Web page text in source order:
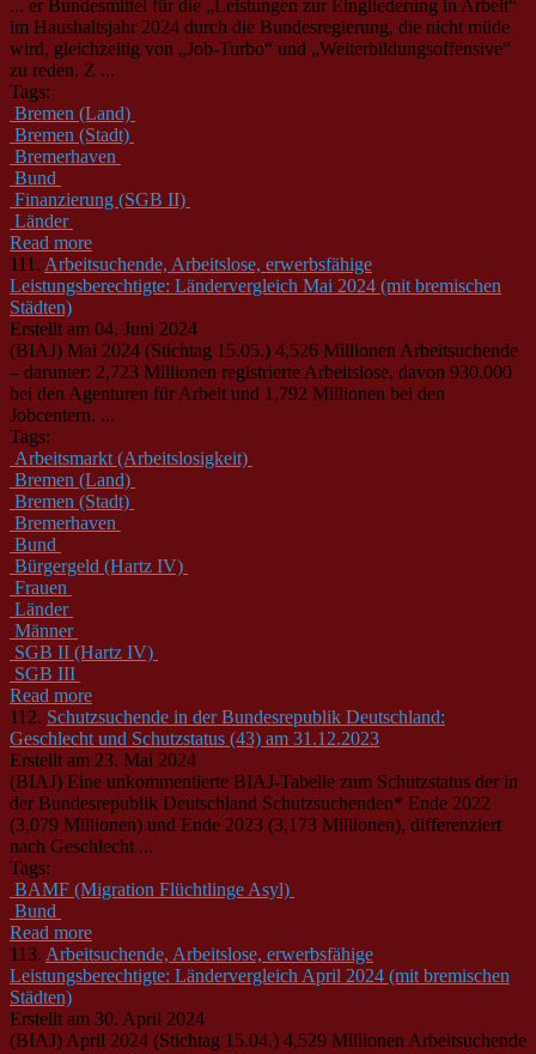
... er Bundesmittel für die „Leistungen zur Eingliederung in Arbeit“
im Haushaltsjahr 2024 durch die Bundesregierung, die nicht müde
wird, gleichzeitig von „Job-Turbo“ und „Weiterbildungsoffensive“
zu reden. Z ...
Tags:
Bremen (Land)
Bremen (Stadt)
Bremerhaven
Bund
Finanzierung (SGB II)
Länder
Read more
111. Arbeitsuchende, Arbeitslose, erwerbsfähige
Leistungsberechtigte: Ländervergleich Mai 2024 (mit bremischen
Städten)
Erstellt am 04. Juni 2024
(BIAJ) Mai 2024 (Stichtag 15.05.) 4,526 Millionen Arbeitsuchende
– darunter: 2,723 Millionen registrierte Arbeitslose, davon 930.000
bei den Agenturen für Arbeit und 1,792 Millionen bei den
Jobcentern. ...
Tags:
Arbeitsmarkt (Arbeitslosigkeit)
Bremen (Land)
Bremen (Stadt)
Bremerhaven
Bund
Bürgergeld (Hartz IV)
Frauen
Länder
Männer
SGB II (Hartz IV)
SGB III
Read more
112. Schutzsuchende in der Bundesrepublik Deutschland:
Geschlecht und Schutzstatus (43) am 31.12.2023
Erstellt am 23. Mai 2024
(BIAJ) Eine unkommentierte BIAJ-Tabelle zum Schutzstatus der in
der Bundesrepublik Deutschland Schutzsuchenden* Ende 2022
(3,079 Millionen) und Ende 2023 (3,173 Millionen), differenziert
nach Geschlecht ...
Tags:
BAMF (Migration Flüchtlinge Asyl)
Bund
Read more
113. Arbeitsuchende, Arbeitslose, erwerbsfähige
Leistungsberechtigte: Ländervergleich April 2024 (mit bremischen
Städten)
Erstellt am 30. April 2024
(BIAJ) April 2024 (Stichtag 15.04.) 4,529 Millionen Arbeitsuchende